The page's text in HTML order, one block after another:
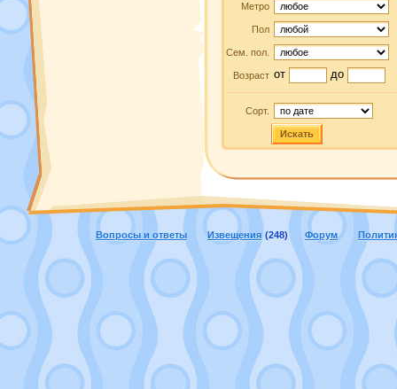
Метро
Пол
Сем. пол.
Возраст от до
Сорт.
Искать
Вопросы и ответы Извещения (248) Форум